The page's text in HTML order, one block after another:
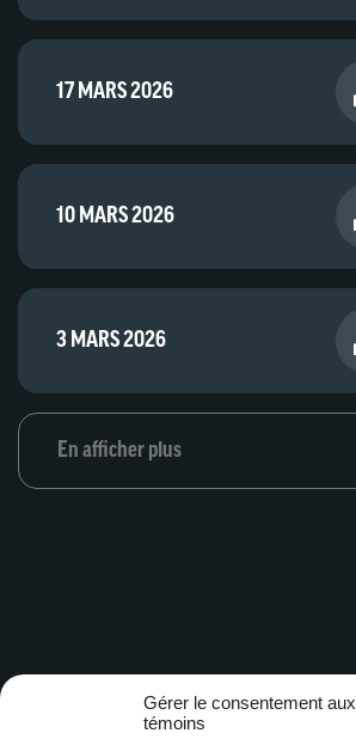
Gérer le consentement aux
témoins
17 MARS 2026
10 MARS 2026
3 MARS 2026
En afficher plus